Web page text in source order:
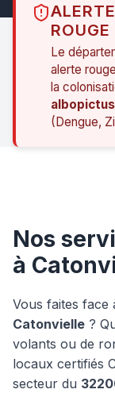
ROUGE
Le
alerte
la
(Dengue,
Nos
à
Vous faites face
Catonvielle ?
volants ou de
locaux certifiés
secteur du